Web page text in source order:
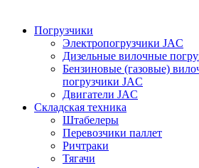
Погрузчики
Электропогрузчики JAC
Дизельные вилочные
Бензиновые (газовые)
погрузчики JAC
Двигатели JAC
Складская техника
Штабелеры
Перевозчики паллет
Ричтраки
Тягачи